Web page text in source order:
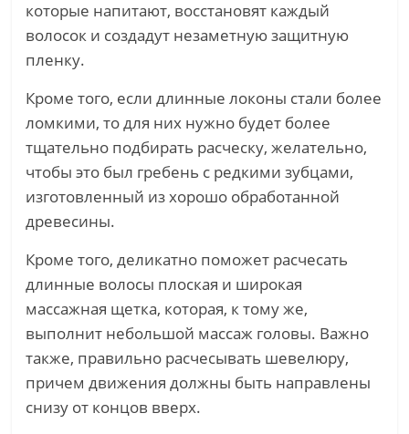
которые напитают, восстановят каждый
волосок и создадут незаметную защитную
пленку.
Кроме того, если длинные локоны стали более
ломкими, то для них нужно будет более
тщательно подбирать расческу, желательно,
чтобы это был гребень с редкими зубцами,
изготовленный из хорошо обработанной
древесины.
Кроме того, деликатно поможет расчесать
длинные волосы плоская и широкая
массажная щетка, которая, к тому же,
выполнит небольшой массаж головы. Важно
также, правильно расчесывать шевелюру,
причем движения должны быть направлены
снизу от концов вверх.